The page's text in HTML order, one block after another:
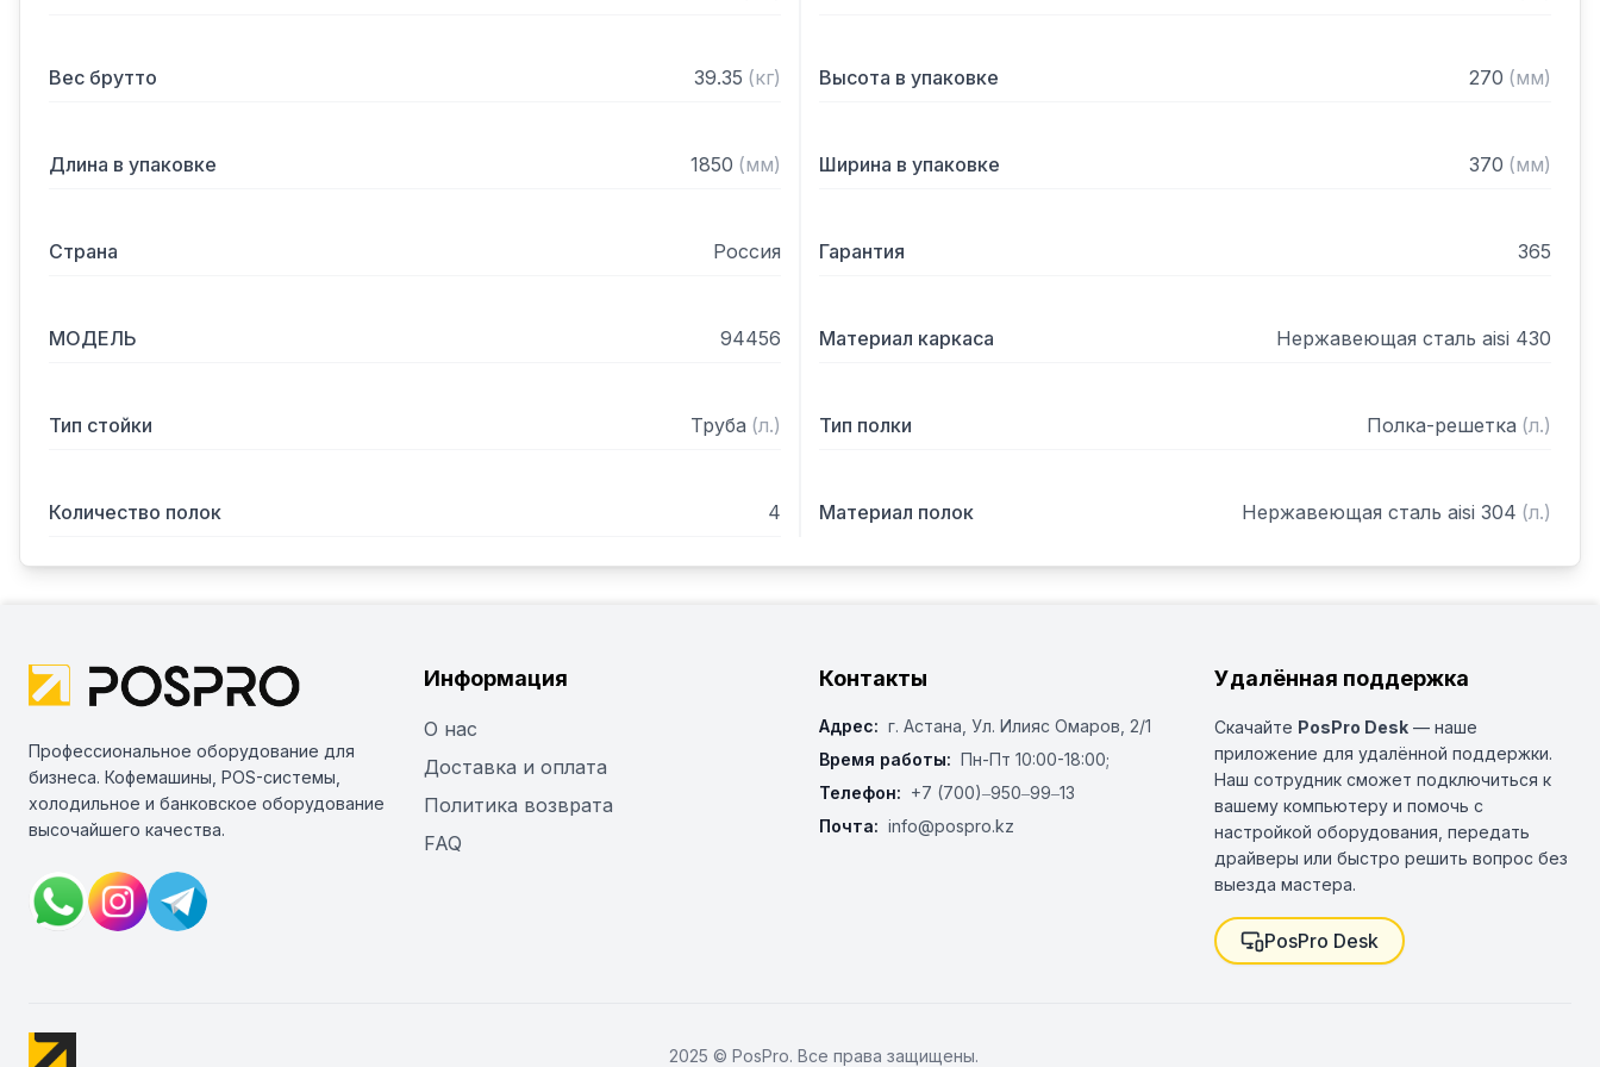
Вес брутто 39.35 (кг) Высота в упаковке 270 (мм)
Длина в упаковке 1850 (мм) Ширина в упаковке 370 (мм)
Страна Россия Гарантия 365
МОДЕЛЬ 94456 Материал каркаса Нержавеющая сталь aisi 430
Тип стойки Труба (л.) Тип полки Полка-решетка (л.)
Количество полок 4 Материал полок Нержавеющая сталь aisi 304 (л.)
Профессиональное оборудование для
бизнеса. Кофемашины, POS-системы,
холодильное и банковское оборудование
высочайшего качества.
Информация
О нас
Доставка и оплата
Политика возврата
FAQ
Контакты
Адрес: г. Астана, ​Ул. Илияс Омаров, 2/1
Время работы: Пн-Пт 10:00-18:00;
Телефон: +7 (700)‒950‒99‒13
Почта: info@pospro.kz
Удалённая поддержка
Скачайте PosPro Desk — наше
приложение для удалённой поддержки.
Наш сотрудник сможет подключиться к
вашему компьютеру и помочь с
настройкой оборудования, передать
драйверы или быстро решить вопрос без
выезда мастера.
PosPro Desk
2025 © PosPro. Все права защищены.